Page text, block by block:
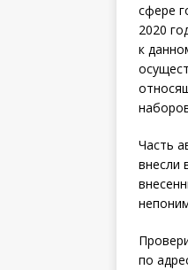
сфере
2020
к
Часть
внесли
по